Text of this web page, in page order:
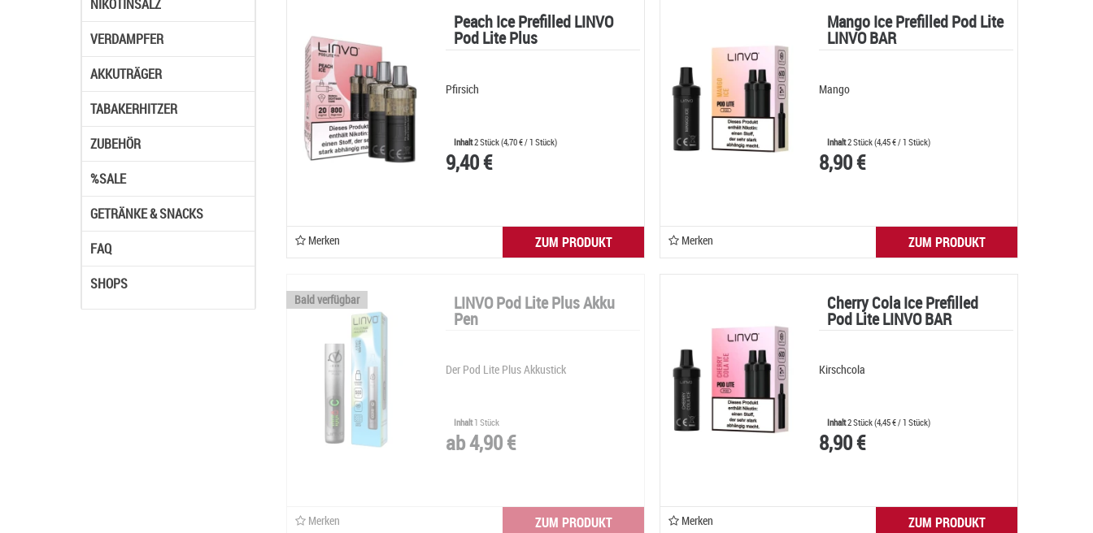
NIKOTINSALZ
VERDAMPFER
AKKUTRÄGER
TABAKERHITZER
ZUBEHÖR
%SALE
GETRÄNKE & SNACKS
FAQ
SHOPS
Peach Ice Prefilled LINVO
Pod Lite Plus
Pfirsich
Inhalt2 Stück(4,70 €/ 1 Stück)
9,40 €
ZUM PRODUKT
Merken
Mango Ice Prefilled Pod Lite
LINVO BAR
Mango
Inhalt2 Stück(4,45 €/ 1 Stück)
8,90 €
ZUM PRODUKT
Merken
Bald verfügbar LINVO Pod Lite Plus Akku
Pen
Der Pod Lite Plus Akkustick
Inhalt1 Stück
ab 4,90 €
ZUM PRODUKT
Merken
Cherry Cola Ice Prefilled
Pod Lite LINVO BAR
Kirschcola
Inhalt2 Stück(4,45 €/ 1 Stück)
8,90 €
ZUM PRODUKT
Merken